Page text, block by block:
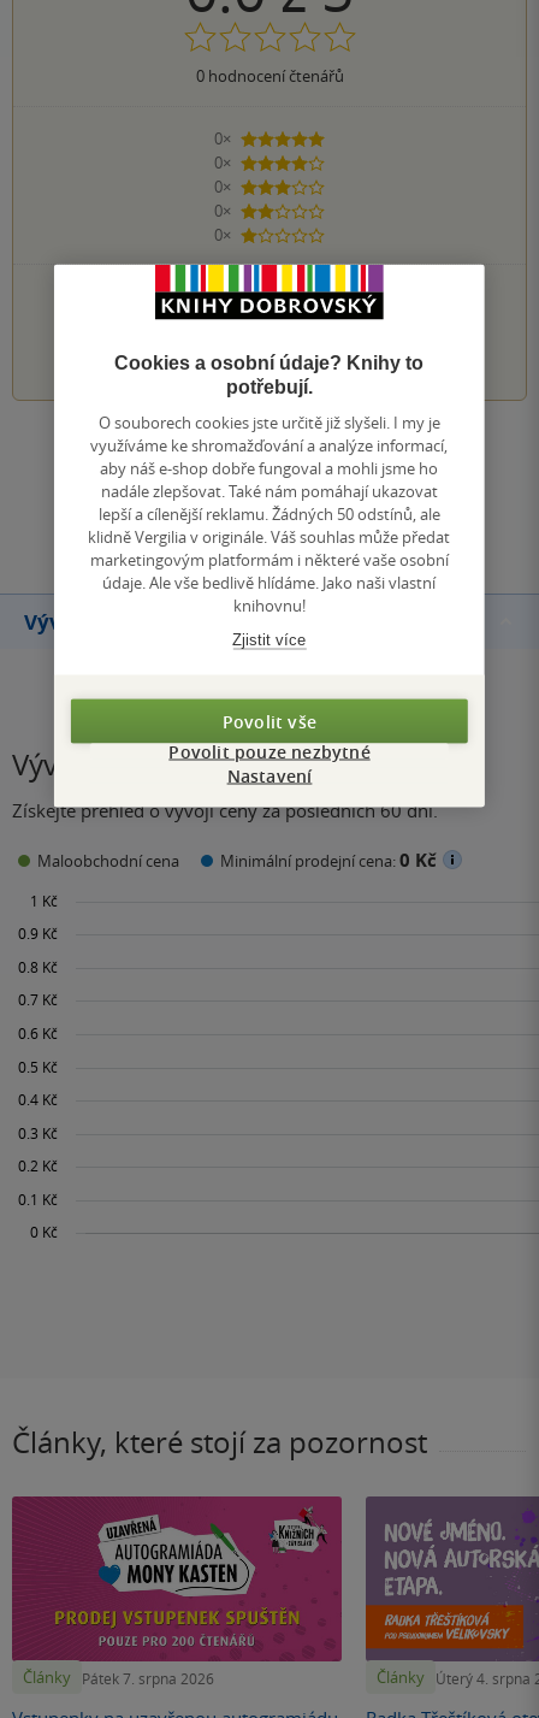
0hodnocení čtenářů
0×
5 hvězdiček
0×
4 hvězdičky
0×
3 hvězdičky
0×
2 hvězdičky
0×
1 hvezdička
PŘIDEJTE SVÉ HODNOCENÍ KNIHY
Zobrazit všechna hodnocení
Přidat hodnocení
Vývoj ceny
Vývoj ceny
Získejte přehled o vývoji ceny za posledních 60 dní.
Maloobchodní cena Minimální prodejní cena:0 Kč
Články, které stojí za pozornost
Články Pátek 7. srpna 2026 Články Úterý 4. srpna
Cookies a osobní údaje? Knihy to
potřebují.
O souborech cookies jste určitě již slyšeli. I my je
využíváme ke shromažďování a analýze informací,
aby náš e-shop dobře fungoval a mohli jsme ho
nadále zlepšovat. Také nám pomáhají ukazovat
lepší a cílenější reklamu. Žádných 50 odstínů, ale
klidně Vergilia v originále. Váš souhlas může předat
marketingovým platformám i některé vaše osobní
údaje. Ale vše bedlivě hlídáme. Jako naši vlastní
knihovnu!
Zjistit více
Povolit vše
Povolit pouze nezbytné
Nastavení